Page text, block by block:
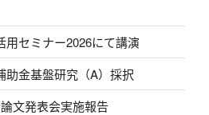
用セミナー2026にて講演
助金基盤研究（A）採択
文発表会実施報告